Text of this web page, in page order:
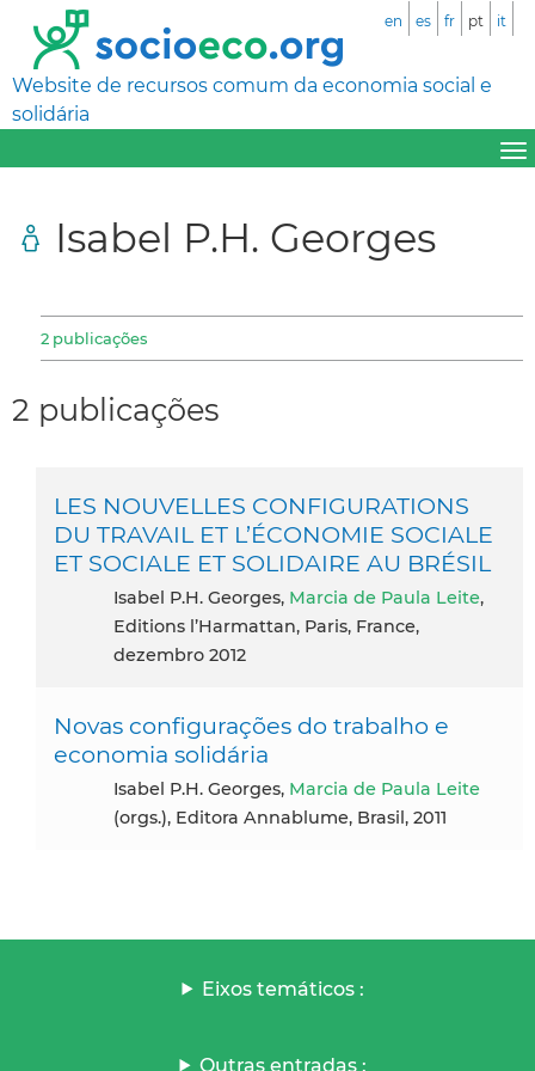
Website de recursos comum da economia social e
solidária
en es fr pt it
Isabel P.H. Georges
2 publicações
2 publicações
LES NOUVELLES CONFIGURATIONS
DU TRAVAIL ET L’ÉCONOMIE SOCIALE
ET SOCIALE ET SOLIDAIRE AU BRÉSIL
Isabel P.H. Georges, Marcia de Paula Leite,
Editions l’Harmattan, Paris, France,
dezembro 2012
Novas configurações do trabalho e
economia solidária
Isabel P.H. Georges, Marcia de Paula Leite
(orgs.), Editora Annablume, Brasil, 2011
Eixos temáticos :
Outras entradas :